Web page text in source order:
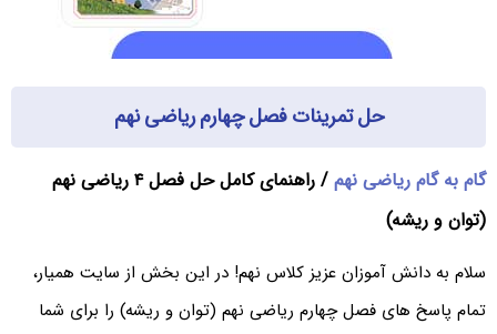
حل تمرینات فصل چهارم ریاضی نهم
گام به گام ریاضی نهم
/ راهنمای کامل حل فصل ۴ ریاضی نهم
(توان و ریشه)
سلام به دانش آموزان عزیز کلاس نهم! در این بخش از سایت همیار،
تمام پاسخ های فصل چهارم ریاضی نهم (توان و ریشه) را برای شما